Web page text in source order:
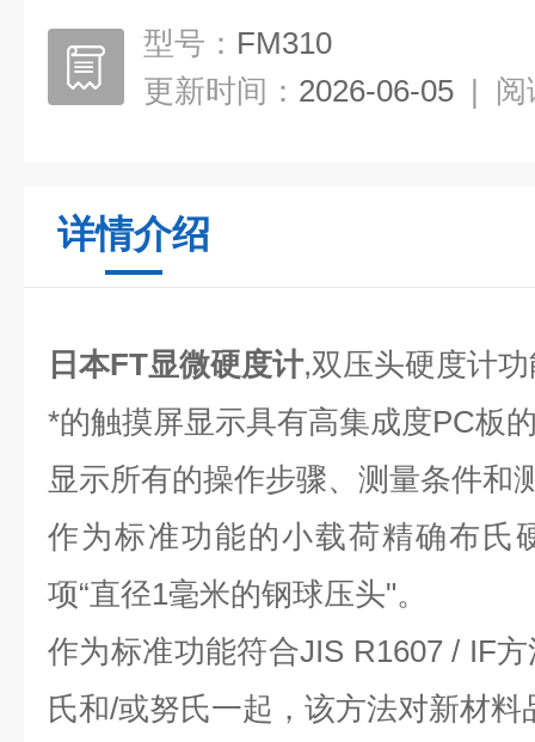
型号： FM310
更新时间： 2026-06-05 | 阅
详情介绍
日本FT显微硬度计,双压头硬度计
*的触摸屏显示具有高集成度PC板
显示所有的操作步骤、测量条件和
作为标准功能的小载荷精确布氏
项“直径1毫米的钢球压头"。
作为标准功能符合JIS R1607 / IF
氏和/或努氏一起，该方法对新材